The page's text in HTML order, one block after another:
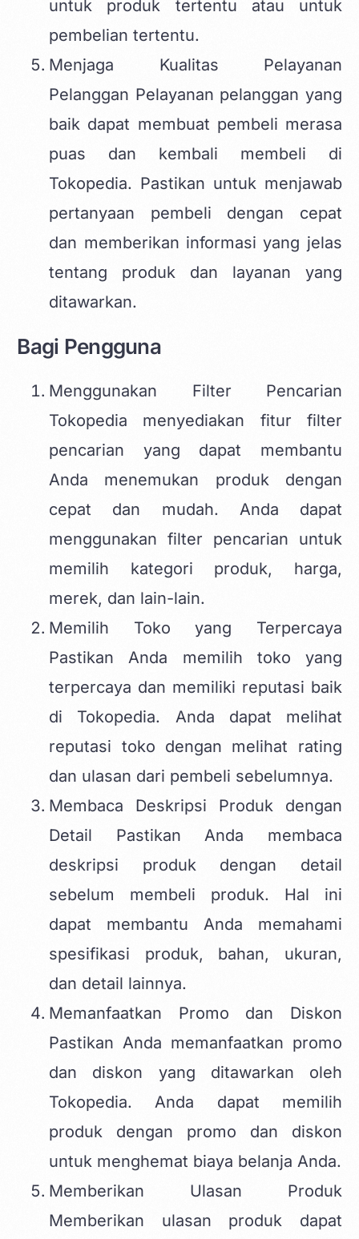
untuk produk tertentu atau untuk
pembelian tertentu.
Menjaga Kualitas Pelayanan
Pelanggan Pelayanan pelanggan yang
baik dapat membuat pembeli merasa
puas dan kembali membeli di
Tokopedia. Pastikan untuk menjawab
pertanyaan pembeli dengan cepat
dan memberikan informasi yang jelas
tentang produk dan layanan yang
ditawarkan.
Bagi Pengguna
Menggunakan Filter Pencarian
Tokopedia menyediakan fitur filter
pencarian yang dapat membantu
Anda menemukan produk dengan
cepat dan mudah. Anda dapat
menggunakan filter pencarian untuk
memilih kategori produk, harga,
merek, dan lain-lain.
Memilih Toko yang Terpercaya
Pastikan Anda memilih toko yang
terpercaya dan memiliki reputasi baik
di Tokopedia. Anda dapat melihat
reputasi toko dengan melihat rating
dan ulasan dari pembeli sebelumnya.
Membaca Deskripsi Produk dengan
Detail Pastikan Anda membaca
deskripsi produk dengan detail
sebelum membeli produk. Hal ini
dapat membantu Anda memahami
spesifikasi produk, bahan, ukuran,
dan detail lainnya.
Memanfaatkan Promo dan Diskon
Pastikan Anda memanfaatkan promo
dan diskon yang ditawarkan oleh
Tokopedia. Anda dapat memilih
produk dengan promo dan diskon
untuk menghemat biaya belanja Anda.
Memberikan Ulasan Produk
Memberikan ulasan produk dapat